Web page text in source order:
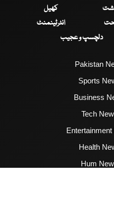
کھیل
انٹرٹینمنٹ
دلچسپ و عجیب
Pakistan
Sports
Business
Tech
Health
Hum